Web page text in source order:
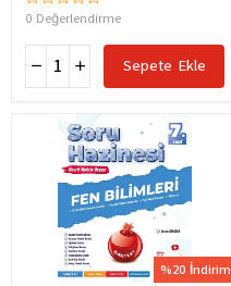
0 Değerlendirme
Sepete Ekle
%20 İndirim